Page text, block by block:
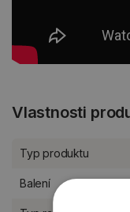
Vlastnosti
Typ produktu
Balení